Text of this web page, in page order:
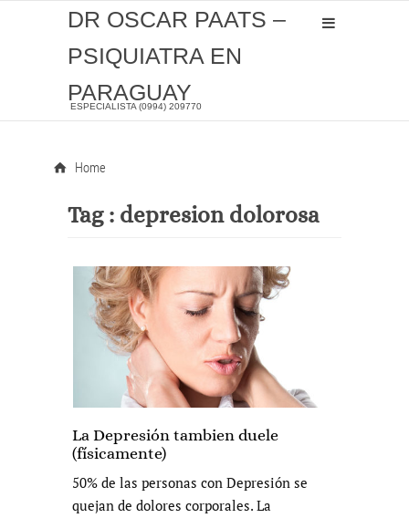
DR OSCAR PAATS –
PSIQUIATRA EN
PARAGUAY
ESPECIALISTA (0994) 209770
Home
Tag : depresion dolorosa
La Depresión tambien duele
(físicamente)
50% de las personas con Depresión se
quejan de dolores corporales. La